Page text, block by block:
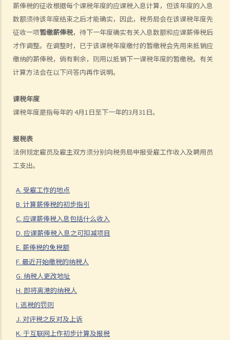
薪俸税的征收根据每个课税年度的应课税入息计算，但该年度的入息
数额须待该年度结束之后才能确实，因此，税务局会在该课税年度先
征收一项暂缴薪俸税，待下一年度确实有关入息数额和应课薪俸税后
才作调整。在调整时，已于该课税年度缴付的暂缴税会先用来抵销应
缴纳的薪俸税，倘有剩余，则用以抵销下一课税年度的暂缴税。有关
计算方法会在以下问答内再作说明。
课税年度
课税年度是指每年的 4月1日至下一年的3月31日。
报税表
法例规定雇员及雇主双方须分别向税务局申报受雇工作收入及聘用员
工支出。
A. 受雇工作的地点
B. 计算薪俸税的初步指引
C. 应课薪俸税入息包括什么收入
D. 应课薪俸税入息之可扣减项目
E. 薪俸税的免税额
F. 最近开始缴税的纳税人
G. 纳税人更改地址
H. 即将离港的纳税人
I. 逃税的罚则
J. 对评税之反对及上诉
K. 于互联网上作初步计算及报税
6. 我参加了强制性公积金计划。我在离职时从该计划中收取或被认定已
收取的款项（累算权益）会如何被评税？
7. 我参加了认可职业退休计划而非强积金计划。我在离职时从该计划中
收取的款项（累算权益）是否要课税？
8. 我刚完成两年的雇佣合约并收到一整笔约满酬金，然后再与公司续约
两年，这笔约满酬金是否要全数在本年度的报税表上申报？可否将这项
收入平均地拨回第一份合约的有关期间（即分开两个年度）计税？
9. 如雇主免租提供居所给雇员，此项福利会怎样被评税？
该款项将如何被评税？
11. 股份奖赏和股份认购权利益会如何被评税？
D. 应课薪俸税入息之可扣减项目
薪金的离职代通知金。雇主把本应支付给我的2月份薪金与该笔代通知
金对销。我在2022/23课税年度内，应按10个月的薪金还是11个月的薪
金来计算薪俸税？
2. 强制性公积金 (MPF) 计划之供款将如何在评税时扣除？
3. 我是一名受薪的公司董事，可否在计算应课税入息时扣除强积金计划
的供款？
4. 若果我不是参加强积金计划，而是参加了其他认可的职业退休计划，
可否申请扣减？
5. 什么是个人进修开支？如果我为工作而进修，可否在计算薪俸税应课
税入息时申请扣减学费？
6. 我没有报读订明教育课程，但有参加专业团体（如香港会计师公会）